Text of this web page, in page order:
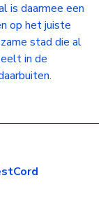
is daarmee een
op het juiste
stad die al
in de